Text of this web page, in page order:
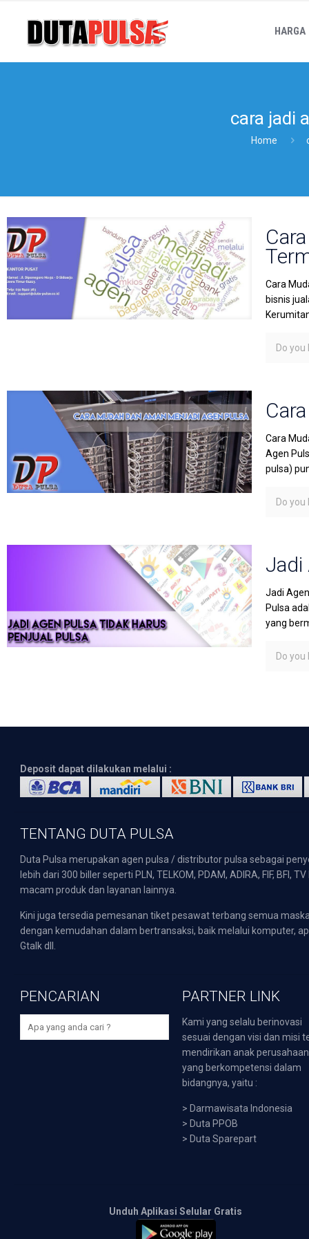
HARGA
cara jadi
Home
Cara
bisnis
Do you
Cara
Agen
pulsa)
Do you
Jadi
Jadi
Pulsa
yang
Do you
Deposit dapat dilakukan melalui :
TENTANG DUTA PULSA
Duta Pulsa merupakan agen pulsa / distributor pulsa sebagai
lebih dari 300 biller seperti PLN, TELKOM, PDAM, ADIRA, FIF,
macam produk dan layanan lainnya.
Kini juga tersedia pemesanan tiket pesawat terbang semua
dengan kemudahan dalam bertransaksi, baik melalui komputer,
Gtalk dll.
PENCARIAN PARTNER LINK
Kami yang selalu berinovasi
sesuai dengan visi dan misi
mendirikan anak perusahaan
yang berkompetensi dalam
bidangnya, yaitu :
> Darmawisata Indonesia
> Duta PPOB
> Duta Sparepart
Unduh Aplikasi Selular Gratis